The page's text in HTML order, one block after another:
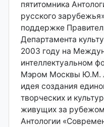
пятитомника
русского
поддержке
Департамента
2003 году на
интеллектуальном
Мэром Москвы Ю.М.
идея создания
творческих и
живущих за
Антологии